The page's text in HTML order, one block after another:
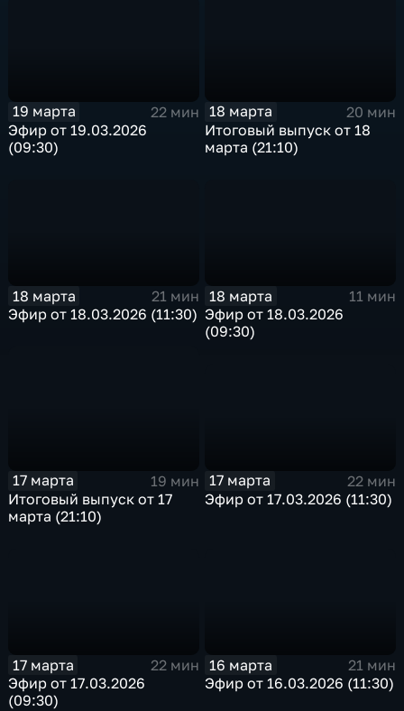
19 марта
22 мин
Эфир от 19.03.2026
(09:30)
18 марта
20 мин
Итоговый выпуск от 18
марта (21:10)
18 марта
21 мин
Эфир от 18.03.2026 (11:30)
18 марта
11 мин
Эфир от 18.03.2026
(09:30)
17 марта
19 мин
Итоговый выпуск от 17
марта (21:10)
17 марта
22 мин
Эфир от 17.03.2026 (11:30)
17 марта
22 мин
Эфир от 17.03.2026
(09:30)
16 марта
21 мин
Эфир от 16.03.2026 (11:30)